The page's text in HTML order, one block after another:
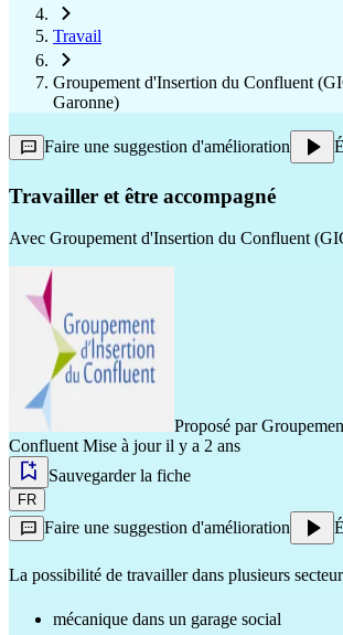
Travail
Groupement d'Insertion du Confluent
Garonne)
Faire une suggestion d'amélioration
Travailler et être accompagné
Avec Groupement d'Insertion du Confluent
Proposé par
Confluent Mise à jour il y a 2 ans
Sauvegarder la fiche
FR
Faire une suggestion d'amélioration
La possibilité de travailler dans plusieurs
mécanique dans un garage social